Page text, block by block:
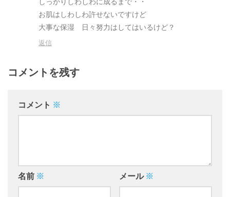
お肌はしわしわ許せないですけど
大事な保湿 日々努力はしてはいるけど？
返信
コメントを残す
コメント ※
名前 ※ メール ※